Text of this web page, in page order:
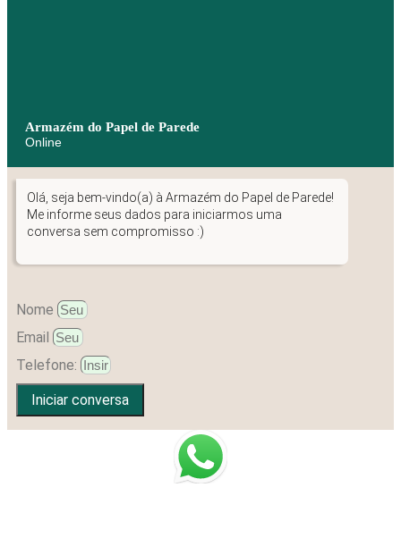
Armazém do Papel de Parede
Online
Olá, seja bem-vindo(a) à Armazém do Papel de Parede!
Me informe seus dados para iniciarmos uma
conversa sem compromisso :)
Nome
Email
Telefone:
Iniciar conversa